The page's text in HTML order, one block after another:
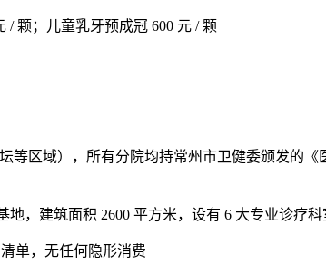
/ 颗；儿童乳牙预成冠 600 元 / 颗
等区域），所有分院均持常州市卫健委颁发的《
，建筑面积 2600 平方米，设有 6 大专业诊疗科
单，无任何隐形消费